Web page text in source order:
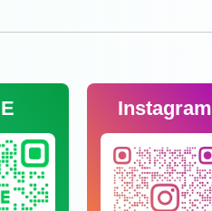
Instagram